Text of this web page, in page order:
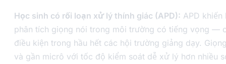
Học sinh có rối loạn xử lý thính giác (APD): APD
phân tích giọng nói trong môi trường có tiếng vọng —
điều kiện trong hầu hết các hội trường giảng dạy.
và gần micrô với tốc độ kiểm soát dễ xử lý hơn nhiều